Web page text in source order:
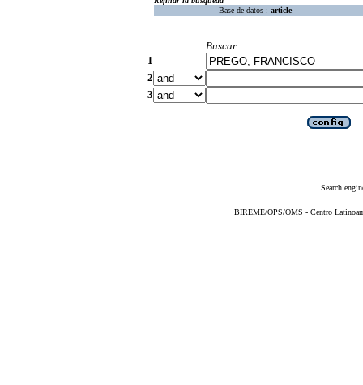
Base de datos : article
Buscar
1
2
3
Search
BIREME/OPS/OMS - Centro